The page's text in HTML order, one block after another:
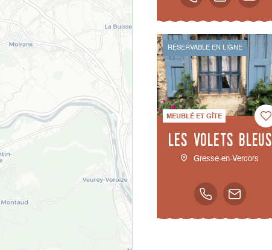
MEUBLÉ ET GÎTE
Les volets bleus
Gresse-en-Vercors
RÉSERVABLE EN LIGNE